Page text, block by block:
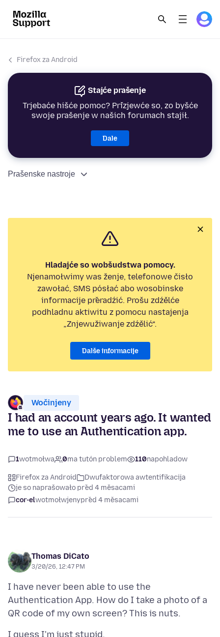
Firefox za Android
Stajće prašenje
Trjebaće hišće pomoc? Přizjewće so, zo byšće
swoje prašenje w našich forumach stajił.
Dale
Prašenske nastroje
Hladajće so wobšudstwa pomocy.
Njenamołwimy was ženje, telefonowe čisło
zawołać, SMS pósłać abo wosobinske
informacije přeradźić. Prošu zdźělće
podhladnu aktiwitu z pomocu nastajenja
„Znjewužiwanje zdźělić“.
Dalše informacije
Wočinjeny
I had an account years ago. It wanted
me to use an Authentication app.
1wotmołwa 0ma tutón problem 110napohladow
Firefox za Android
Dwufaktorowa awtentifikacija
je so naprašowało před 4 měsacami
cor-elwotmołwjenypřed 4 měsacami
Thomas DiCato
3/20/26, 12:47 PM
I have never been able to use the
Authentication App. How do I take a photo of a